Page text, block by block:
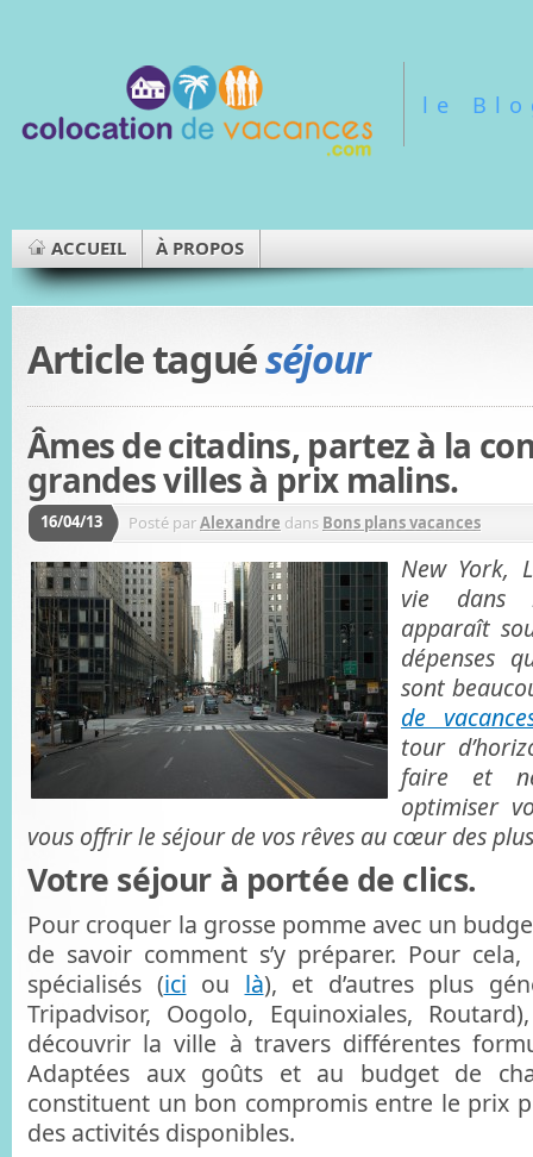
le
ACCUEIL À PROPOS
Article taguéséjour
Âmes de citadins, partez à la
grandes villes à prix malins.
16/04/13 Posté parAlexandre dans Bons plans vacances
New York,
vie dans
apparaît
dépenses
sont
de
tour
faire et
optimiser
vous offrir le séjour de vos rêves au cœur des
Votre séjour à portée de clics.
Pour croquer la grosse pomme avec un
de savoir comment s’y préparer. Pour
spécialisés (ici ou là), et d’autres plus
Tripadvisor, Oogolo, Equinoxiales,
découvrir la ville à travers différentes
Adaptées aux goûts et au budget de
constituent un bon compromis entre le prix
des activités disponibles.